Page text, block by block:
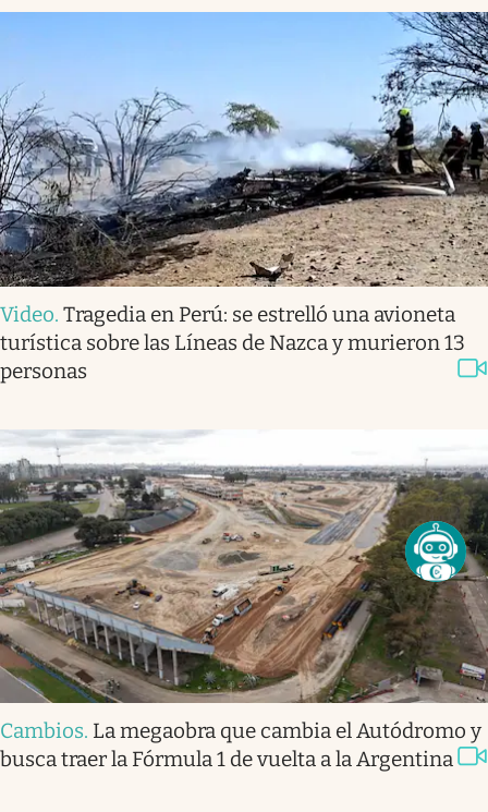
Video. Tragedia en Perú: se estrelló una avioneta
turística sobre las Líneas de Nazca y murieron 13
personas
Cambios. La megaobra que cambia el Autódromo y
busca traer la Fórmula 1 de vuelta a la Argentina